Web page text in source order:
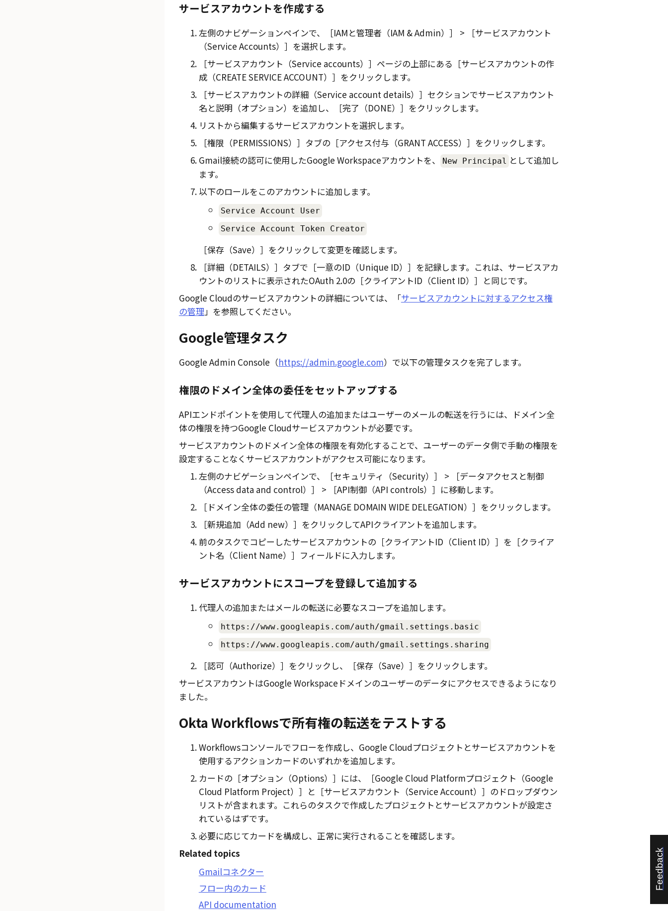
Feedback
サービスアカウントを作成する
左側のナビゲーションペインで、 IAMと管理者（IAM & Admin）
サービスアカウント
（Service Accounts）
を選択します。
サービスアカウント（Service accounts）
ページの上部にある
サービスアカウントの作
成（CREATE SERVICE ACCOUNT）
をクリックします。
サービスアカウントの詳細（Service account details）
セクションでサービスアカウント
名と説明（オプション）を追加し、
完了（DONE）
をクリックします。
リストから編集するサービスアカウントを選択します。
権限（PERMISSIONS）
タブの アクセス付与（GRANT ACCESS）
をクリックします。
Gmail接続の認可に使用したGoogle Workspaceアカウントを、 New Principal として追加し
ます。
以下のロールをこのアカウントに追加します。
Service Account User
Service Account Token Creator
保存（Save）
をクリックして変更を確認します。
詳細（DETAILS）
タブで 一意のID（Unique ID）
を記録します。これは、サービスアカ
ウントのリストに表示されたOAuth 2.0の
クライアントID（Client ID）
と同じです。
Google Cloudのサービスアカウントの詳細については、「サービスアカウントに対するアクセス権
の管理」を参照してください。
Google管理タスク
Google Admin Console （https://admin.google.com）で以下の管理タスクを完了します。
権限のドメイン全体の委任をセットアップする
APIエンドポイントを使用して代理人の追加またはユーザーのメールの転送を行うには、ドメイン全
体の権限を持つGoogle Cloudサービスアカウントが必要です。
サービスアカウントのドメイン全体の権限を有効化することで、ユーザーのデータ側で手動の権限を
設定することなくサービスアカウントがアクセス可能になります。
左側のナビゲーションペインで、
セキュリティ（Security）
データアクセスと制御
（Access data and control）
API制御（API controls）
に移動します。
ドメイン全体の委任の管理（MANAGE DOMAIN WIDE DELEGATION）
をクリックします。
新規追加（Add new）
をクリックしてAPIクライアントを追加します。
前のタスクでコピーしたサービスアカウントの
クライアントID（Client ID） を
クライア
ント名（Client Name）
フィールドに入力します。
サービスアカウントにスコープを登録して追加する
代理人の追加またはメールの転送に必要なスコープを追加します。
https://www.googleapis.com/auth/gmail.settings.basic
https://www.googleapis.com/auth/gmail.settings.sharing
認可（Authorize） をクリックし、 保存（Save）
をクリックします。
サービスアカウントはGoogle Workspace ドメインのユーザーのデータにアクセスできるようになり
ました。
Okta Workflowsで所有権の転送をテストする
Workflowsコンソールでフローを作成し、 Google Cloudプロジェクトとサービスアカウントを
使用するアクションカードのいずれかを追加します。
カードの
オプション（Options） には、
Google Cloud Platformプロジェクト（Google
Cloud Platform Project）
と サービスアカウント（Service Account）
のドロップダウン
リストが含まれます。これらのタスクで作成したプロジェクトとサービスアカウントが設定さ
れているはずです。
必要に応じてカードを構成し、正常に実行されることを確認します。
Related topics
Gmailコネクター
フロー内のカード
API documentation